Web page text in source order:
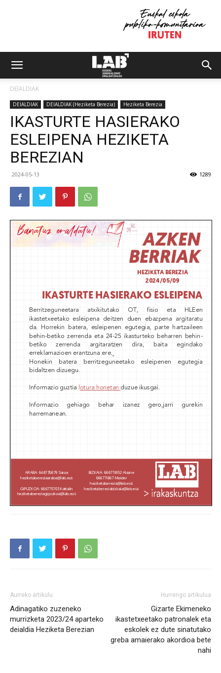
DEIALDIAK
DEIALDIAK DEIALDIAK (Heziketa Berezia) Heziketa Berezia
IKASTURTE HASIERAKO
ESLEIPENA HEZIKETA
BEREZIAN
2024-05-13 1289
Aurreko artikulu
Adinagatiko zuzeneko
murrizketa 2023/24 aparteko
deialdia Heziketa Berezian
Hurrengo artikulua
Gizarte Ekimeneko
ikastetxeetako patronalek eta
eskolek ez dute sinatutako
greba amaierako akordioa bete
nahi